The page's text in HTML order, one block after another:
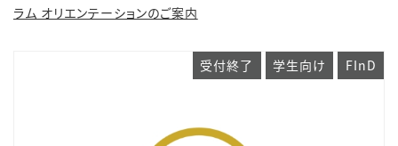
ラム オリエンテーションのご案内
受付終了 学生向け FInD